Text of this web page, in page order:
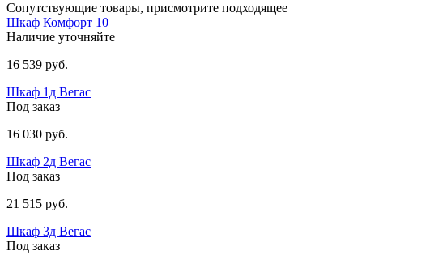
Сопутствующие товары, присмотрите подходящее
Шкаф Комфорт 10
Наличие уточняйте
16 539 руб.
Шкаф 1д Вегас
Под заказ
16 030 руб.
Шкаф 2д Вегас
Под заказ
21 515 руб.
Шкаф 3д Вегас
Под заказ